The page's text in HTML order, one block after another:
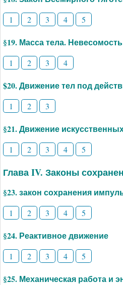
1 2 3 4 5
§19. Масса тела. Невесомость
1 2 3 4
$20. Движение тел под
1 2 3
§21. Движение
1 2 3 4 5
Глава IV. Законы
§23. закон сохранения
1 2 3 4 5
§24. Реактивное движение
1 2 3 4 5
§25. Механическая работа и